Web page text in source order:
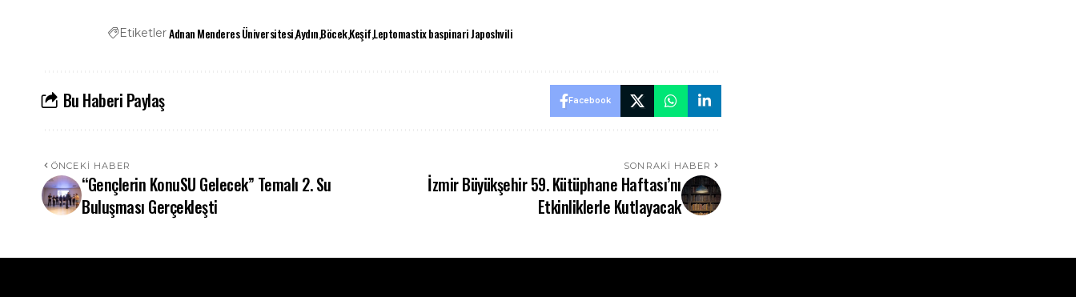
EtiketlerAdnan Menderes ÜniversitesiAydınBöcekKeşifLeptomastix baspinari Japoshvili
Bu Haberi Paylaş Facebook
ÖNCEKI HABER
“Gençlerin KonuSU Gelecek” Temalı 2. Su
Buluşması Gerçekleşti
SONRAKI HABER
İzmir Büyükşehir 59. Kütüphane Haftası’nı
Etkinliklerle Kutlayacak